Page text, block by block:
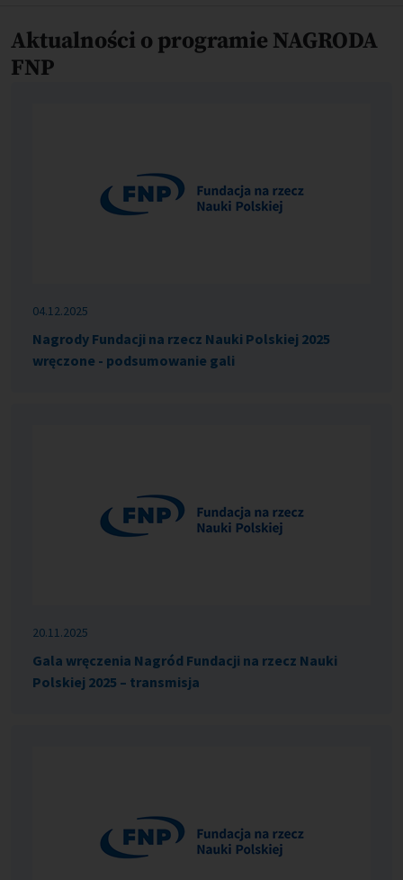
Aktualności o programie NAGRODA
FNP
04.12.2025
Nagrody Fundacji na rzecz Nauki Polskiej 2025
wręczone - podsumowanie gali
20.11.2025
Gala wręczenia Nagród Fundacji na rzecz Nauki
Polskiej 2025 – transmisja